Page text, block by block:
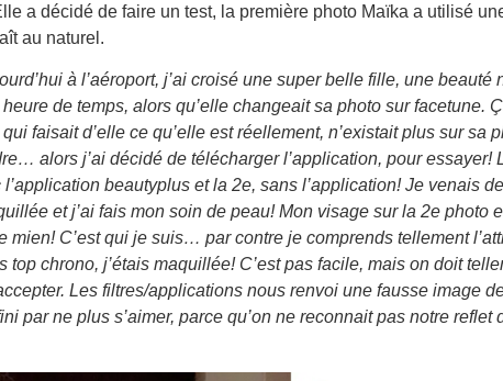
a décidé de faire un test, la première photo Maïka a utilisé
au naturel.
à l’aéroport, j’ai croisé une super belle fille, une beauté
de temps, alors qu’elle changeait sa photo sur facetune.
faisait d’elle ce qu’elle est réellement, n’existait plus sur sa
alors j’ai décidé de télécharger l’application, pour essayer!
beautyplus et la 2e, sans l’application! Je venais
et j’ai fais mon soin de peau! Mon visage sur la 2e photo
mien! C’est qui je suis… par contre je comprends tellement
top chrono, j’étais maquillée! C’est pas facile, mais on doit
Les filtres/applications nous renvoi une fausse image
par ne plus s’aimer, parce qu’on ne reconnait pas notre reflet